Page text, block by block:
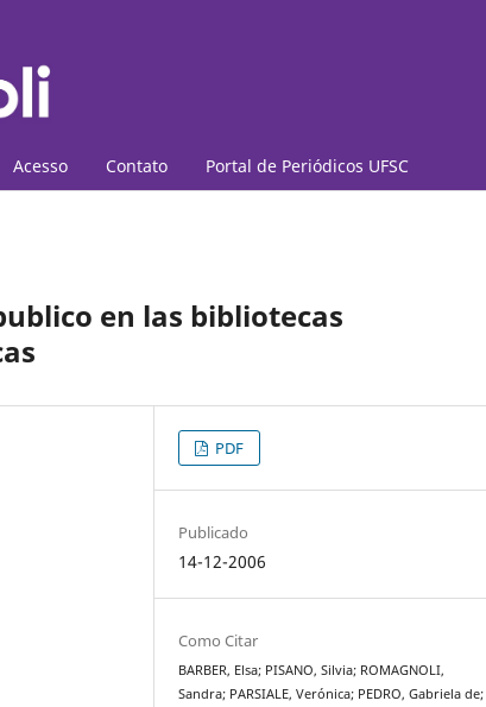
Acesso Contato Portal de Periódicos UFSC
en las bibliotecas
PDF
Publicado
14-12-2006
Como Citar
BARBER, Elsa; PISANO, Silvia; ROMAGNOLI,
Sandra; PARSIALE, Verónica; PEDRO, Gabriela de;